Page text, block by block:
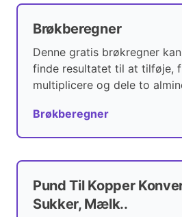
Brøkberegner
Denne gratis brøkregner
finde resultatet til at tilføje,
multiplicere og dele to
Brøkberegner
Pund Til Kopper
Sukker, Mælk..